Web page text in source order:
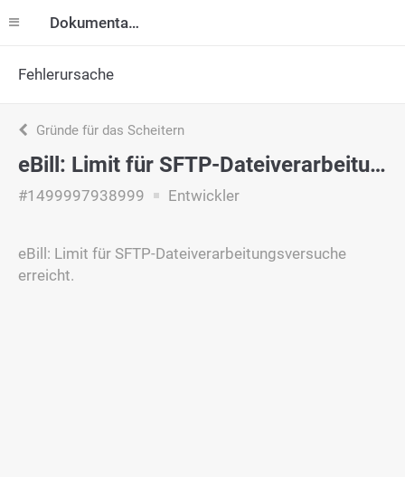
Dokumentation
Fehlerursache
Gründe für das Scheitern
eBill: Limit für SFTP-Dateiverarbeitungsversuche erreicht.
#1499997938999 Entwickler
eBill: Limit für SFTP-Dateiverarbeitungsversuche
erreicht.